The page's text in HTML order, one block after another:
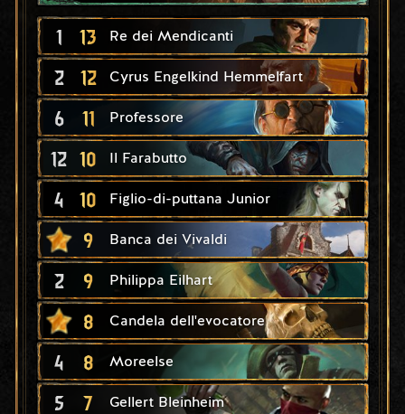
1 13 Re dei Mendicanti
2 12 Cyrus Engelkind Hemmelfart
6 11 Professore
12 10 Il Farabutto
4 10 Figlio-di-puttana Junior
9 Banca dei Vivaldi
2 9 Philippa Eilhart
8 Candela dell'evocatore
4 8 Moreelse
5 7 Gellert Bleinheim